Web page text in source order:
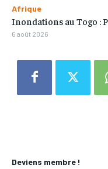
Deviens membre !
Afrique
Inondations au Togo :
6 août 2026